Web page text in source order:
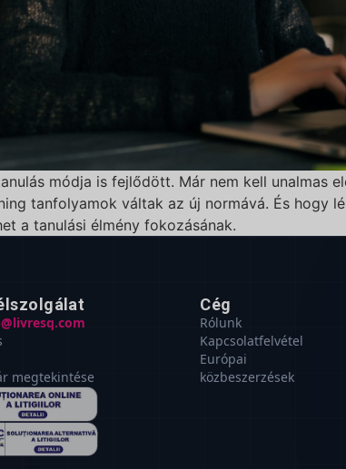
módja is fejlődött. Már nem kell unalmas
tanfolyamok váltak az új normává. És hogy
a tanulási élmény fokozásának.
megtekintése
Cég
Rólunk
Kapcsolatfelvétel
Európai
közbeszerzések